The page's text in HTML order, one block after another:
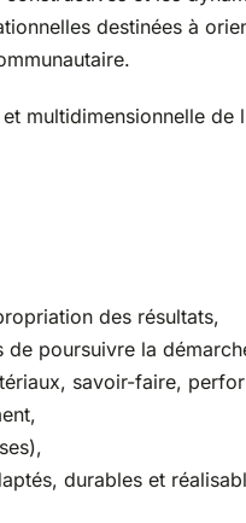
destinées à
multidimensionnelle
des résultats,
de poursuivre la
savoir-faire,
durables et